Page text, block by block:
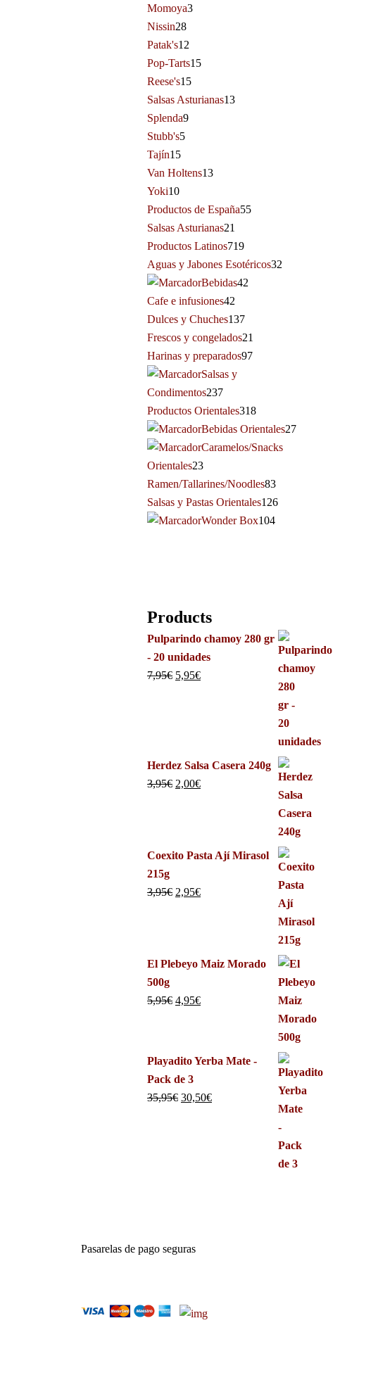
Momoya3
Nissin28
Patak's12
Pop-Tarts15
Reese's15
Salsas Asturianas13
Splenda9
Stubb's5
Tajín15
Van Holtens13
Yoki10
Productos de España55
Salsas Asturianas21
Productos Latinos719
Aguas y Jabones Esotéricos32
Bebidas42
Cafe e infusiones42
Dulces y Chuches137
Frescos y congelados21
Harinas y preparados97
Salsas y
Condimentos237
Productos Orientales318
Bebidas Orientales27
Caramelos/Snacks
Orientales23
Ramen/Tallarines/Noodles83
Salsas y Pastas Orientales126
Wonder Box104
Products
Pulparindo chamoy 280 gr
- 20 unidades
7,95€ 5,95€
Herdez Salsa Casera 240g
3,95€ 2,00€
Coexito Pasta Ají Mirasol
215g
3,95€ 2,95€
El Plebeyo Maiz Morado
500g
5,95€ 4,95€
Playadito Yerba Mate -
Pack de 3
35,95€ 30,50€
Pasarelas de pago seguras